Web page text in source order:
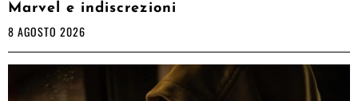
Marvel e indiscrezioni
8 AGOSTO 2026